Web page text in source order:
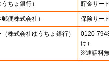
ちょ銀行） 貯金サー
郵便株式会社） 保険サー
（株式会社ゆうちょ銀行）
0120-
け）
※通話料